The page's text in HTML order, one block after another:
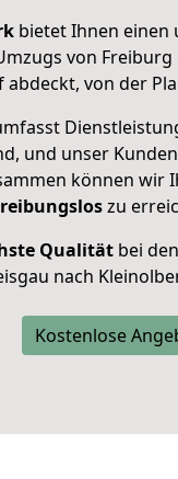
bietet Ihnen einen
von
von der
und unser
können wir
zu
Qualität bei
nach
Kostenlose